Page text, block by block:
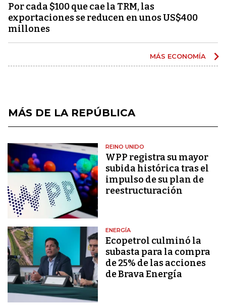
Por cada $100 que cae la TRM, las
exportaciones se reducen en unos US$400
millones
MÁS ECONOMÍA
MÁS DE LA REPÚBLICA
REINO UNIDO
WPP registra su mayor
subida histórica tras el
impulso de su plan de
reestructuración
ENERGÍA
Ecopetrol culminó la
subasta para la compra
de 25% de las acciones
de Brava Energía